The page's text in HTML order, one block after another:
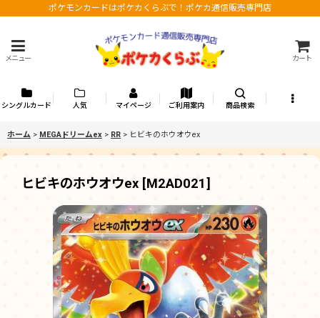
ポケモンカードはポケカくらぶで！ポケカ通信販売専門店
メニュー カート
シングルカード 人気 マイページ ご利用案内 商品検索
ホーム > MEGAドリームex > RR > ヒビキのホウオウex
ヒビキのホウオウex [M2AD021]